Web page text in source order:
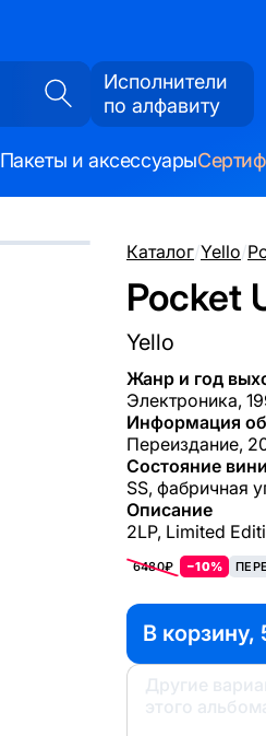
Исполнители
по алфавиту
Пакеты и аксессуары
Каталог/Yello/
Pocket
Yello
Жанр и год
Электроника,
Информация
Переиздание,
Состояние
SS, фабричная
Описание
2LP, Limited
6480₽ −10%
В корзину,
Другие
этого